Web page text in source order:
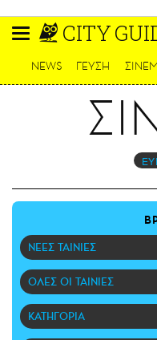
CITY
LIFO SHOP
NEWSLETTER
ΜΙΚΡΟΠΡΑΓΜΑΤΑ
THE GOOD LIFO
ΕΙΔΗΣΕΙΣ
CULTURE
ΑΠΟΨΕΙΣ
ΤΡΟΠΟΣ ΖΩΗΣ
NEWS ΓΕΥΣΗ
ΝΕΕΣ ΤΑΙΝΙΕΣ
ΟΛΕΣ ΟΙ ΤΑΙΝΙΕΣ
ΚΑΤΗΓΟΡΙΑ